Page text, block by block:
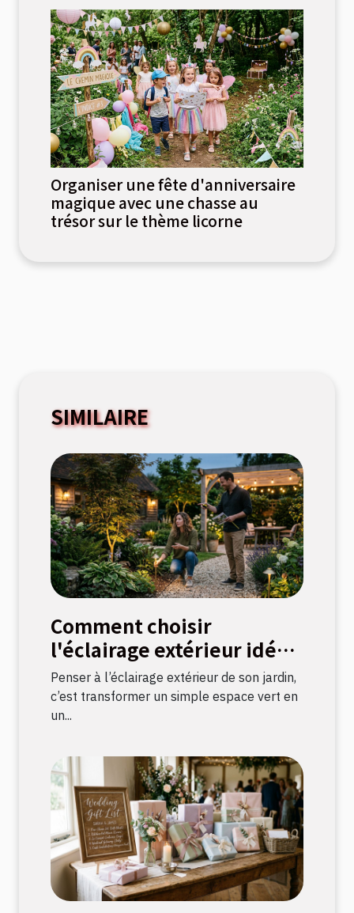
Organiser une fête d'anniversaire
magique avec une chasse au
trésor sur le thème licorne
SIMILAIRE
Comment choisir
l'éclairage extérieur idéal
pour votre jardin ?
Penser à l’éclairage extérieur de son jardin,
c’est transformer un simple espace vert en
un...